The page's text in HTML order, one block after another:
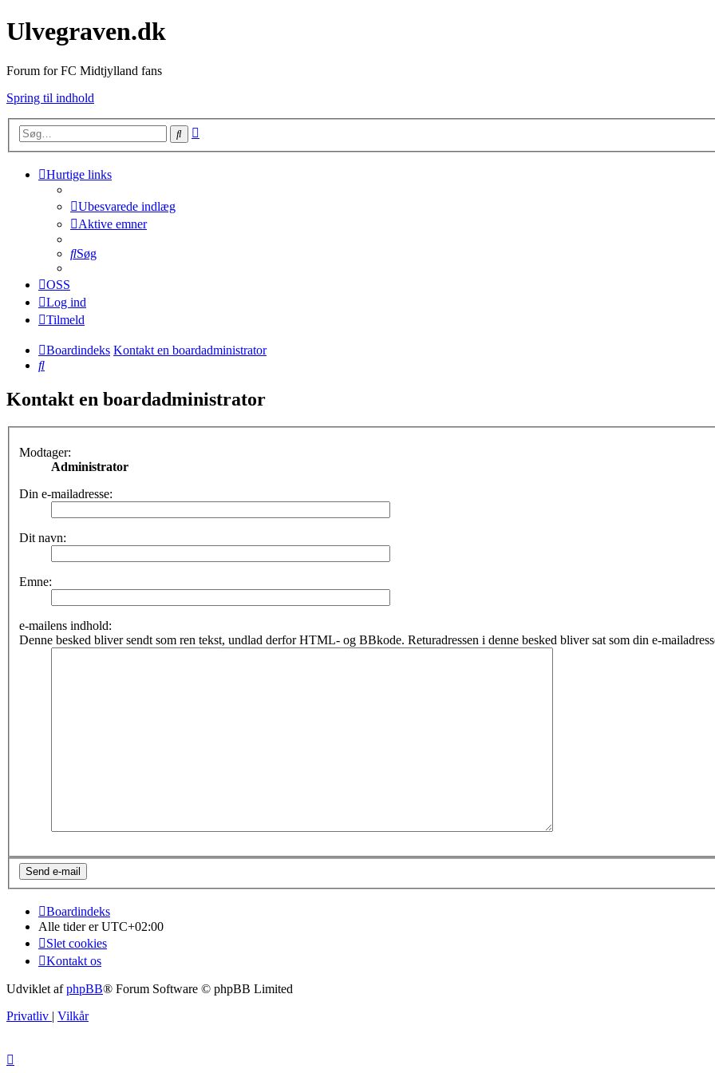
Ulvegraven.dk
Forum for FC Midtjylland fans
Spring til indhold
Søg
Hurtige links
Ubesvarede indlæg
Aktive emner
Søg
OSS
Log ind
Tilmeld
Boardindeks Kontakt en boardadministrator
Søg
Kontakt en boardadministrator
Modtager:
Administrator
Din e-mailadresse:
Dit navn:
Emne:
e-mailens indhold:
Denne besked bliver sendt som ren tekst, undlad derfor HTML- og BBkode. Returadressen i denne besked bliver sat som din e-
Boardindeks
Alle tider erUTC+02:00
Slet cookies
Kontakt os
Udviklet afphpBB® Forum Software © phpBB Limited
Privatliv
Vilkår